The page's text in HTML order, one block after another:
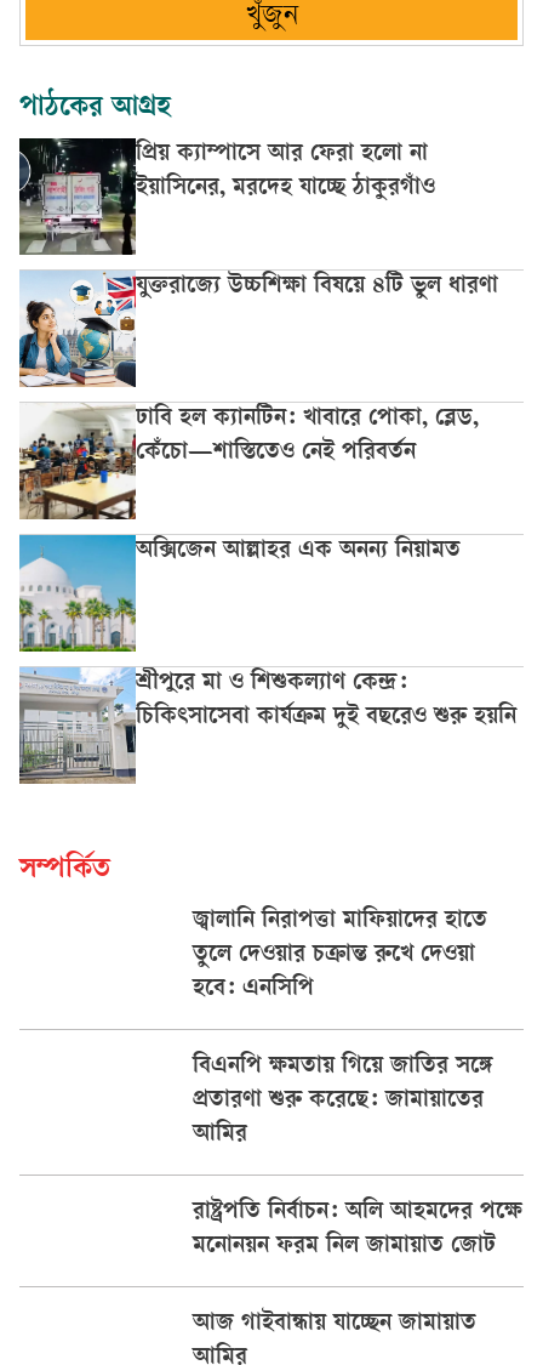
খুঁজুন
পাঠকের আগ্রহ
প্রিয় ক্যাম্পাসে আর ফেরা হলো না
ইয়াসিনের, মরদেহ যাচ্ছে ঠাকুরগাঁও
যুক্তরাজ্যে উচ্চশিক্ষা বিষয়ে ৪টি ভুল ধারণা
ঢাবি হল ক্যানটিন: খাবারে পোকা, ব্লেড,
কেঁচো—শাস্তিতেও নেই পরিবর্তন
অক্সিজেন আল্লাহর এক অনন্য নিয়ামত
শ্রীপুরে মা ও শিশুকল্যাণ কেন্দ্র:
চিকিৎসাসেবা কার্যক্রম দুই বছরেও শুরু হয়নি
সম্পর্কিত
জ্বালানি নিরাপত্তা মাফিয়াদের হাতে
তুলে দেওয়ার চক্রান্ত রুখে দেওয়া
হবে: এনসিপি
বিএনপি ক্ষমতায় গিয়ে জাতির সঙ্গে
প্রতারণা শুরু করেছে: জামায়াতের
আমির
রাষ্ট্রপতি নির্বাচন: অলি আহমদের পক্ষে
মনোনয়ন ফরম নিল জামায়াত জোট
আজ গাইবান্ধায় যাচ্ছেন জামায়াত
আমির